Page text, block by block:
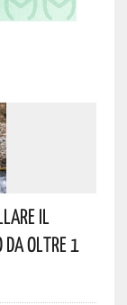
Il
Oltre 1